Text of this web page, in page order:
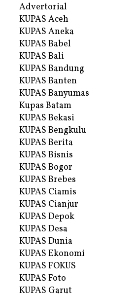
Advertorial
KUPAS Aceh
KUPAS Aneka
KUPAS Babel
KUPAS Bali
KUPAS Bandung
KUPAS Banten
KUPAS Banyumas
Kupas Batam
KUPAS Bekasi
KUPAS Bengkulu
KUPAS Berita
KUPAS Bisnis
KUPAS Bogor
KUPAS Brebes
KUPAS Ciamis
KUPAS Cianjur
KUPAS Depok
KUPAS Desa
KUPAS Dunia
KUPAS Ekonomi
KUPAS FOKUS
KUPAS Foto
KUPAS Garut